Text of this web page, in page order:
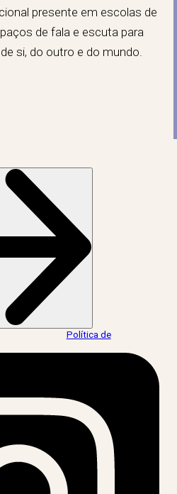
presente em escolas de
de fala e escuta para
si, do outro e do mundo.
Política de